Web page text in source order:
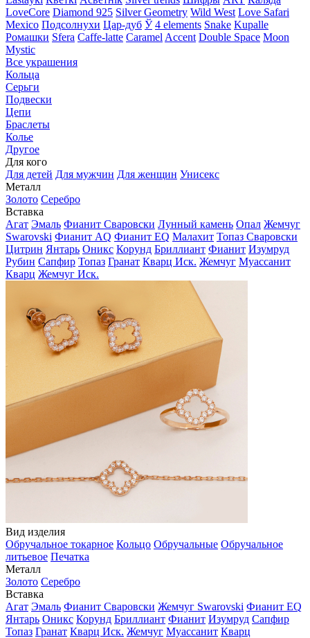
LoveCore Diamond 925 Silver Geometry Wild West Love Safari
Mexico Подсолнухи Цар-дуб Ў 4 elements Snake Kupalle
Ромашки Sfera Caffe-latte Caramel Accent Double Space Moon
Mystic
Все украшения
Кольца
Серьги
Подвески
Цепи
Браслеты
Колье
Другое
Для кого
Для детей Для мужчин Для женщин Унисекс
Металл
Золото Серебро
Вставка
Агат Эмаль Фианит Сваровски Лунный камень Опал Жемчуг
Swarovski Фианит AQ Фианит EQ Малахит Топаз Сваровски
Цитрин Янтарь Оникс Корунд Бриллиант Фианит Изумруд
Рубин Сапфир Топаз Гранат Кварц Иск. Жемчуг Муассанит
Кварц Жемчуг Иск.
Вид изделия
Обручальное токарное Кольцо Обручальные Обручальное
литьевое Печатка
Металл
Золото Серебро
Вставка
Агат Эмаль Фианит Сваровски Жемчуг Swarovski Фианит EQ
Янтарь Оникс Корунд Бриллиант Фианит Изумруд Сапфир
Топаз Гранат Кварц Иск. Жемчуг Муассанит Кварц